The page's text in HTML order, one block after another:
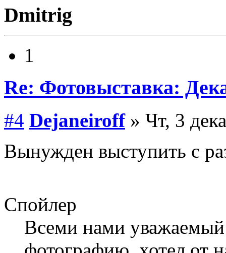
Dmitrig
1
Re: Фотовыставка:
#4 Dejаneiroff» Чт, 3
Вынужден выступить с
Спойлер
Всеми нами